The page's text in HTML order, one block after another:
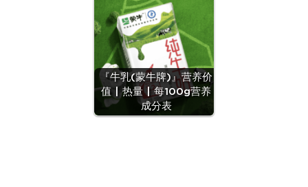
『牛乳(蒙牛牌)』营养价
值 | 热量 | 每100g营养
成分表